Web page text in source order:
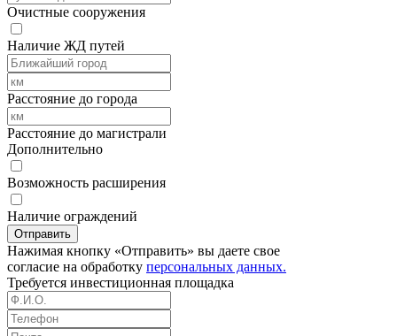
Очистные сооружения
Наличие ЖД путей
Расстояние до города
Расстояние до магистрали
Дополнительно
Возможность расширения
Наличие ограждений
Отправить
Нажимая кнопку «Отправить» вы даете свое
согласие на обработку персональных данных.
Требуется инвестиционная площадка